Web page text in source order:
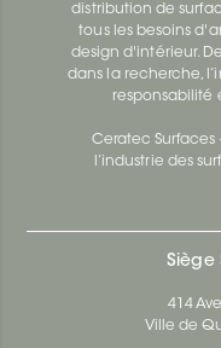
distribution de
tous les besoins
design d'intérieur.
dans la recherche,
responsabilité
Ceratec Surfaces
l’industrie des
Siège
414
Ville de